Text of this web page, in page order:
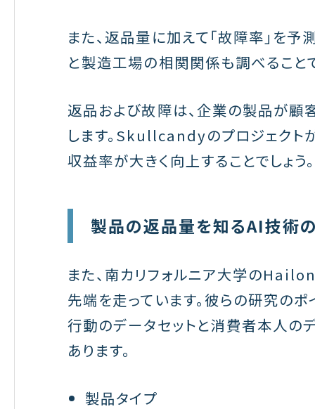
また、返品量に加えて「故障率」を予
と製造工場の相関関係も調べること
返品および故障は、企業の製品が
します。Skullcandyのプロジェクト
収益率が大きく向上することでしょう。
製品の返品量を知るAI技術
また、南カリフォルニア大学の
先端を走っています。彼らの研究の
行動のデータセットと消費者本人の
あります。
製品タイプ